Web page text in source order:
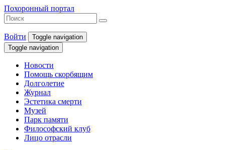
Похоронный портал
Войти
Toggle navigation
Toggle navigation
Новости
Помощь скорбящим
Долголетие
Журнал
Эстетика смерти
Музей
Парк памяти
Философский клуб
Лицо отрасли